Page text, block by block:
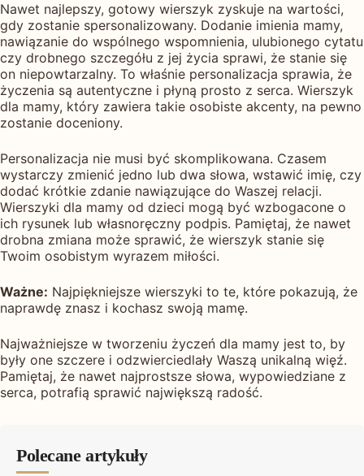
Nawet najlepszy, gotowy wierszyk zyskuje na wartości,
gdy zostanie spersonalizowany. Dodanie imienia mamy,
nawiązanie do wspólnego wspomnienia, ulubionego cytatu
czy drobnego szczegółu z jej życia sprawi, że stanie się
on niepowtarzalny. To właśnie personalizacja sprawia, że
życzenia są autentyczne i płyną prosto z serca. Wierszyk
dla mamy, który zawiera takie osobiste akcenty, na pewno
zostanie doceniony.
Personalizacja nie musi być skomplikowana. Czasem
wystarczy zmienić jedno lub dwa słowa, wstawić imię, czy
dodać krótkie zdanie nawiązujące do Waszej relacji.
Wierszyki dla mamy od dzieci mogą być wzbogacone o
ich rysunek lub własnoręczny podpis. Pamiętaj, że nawet
drobna zmiana może sprawić, że wierszyk stanie się
Twoim osobistym wyrazem miłości.
Ważne: Najpiękniejsze wierszyki to te, które pokazują, że
naprawdę znasz i kochasz swoją mamę.
Najważniejsze w tworzeniu życzeń dla mamy jest to, by
były one szczere i odzwierciedlały Waszą unikalną więź.
Pamiętaj, że nawet najprostsze słowa, wypowiedziane z
serca, potrafią sprawić największą radość.
Polecane artykuły